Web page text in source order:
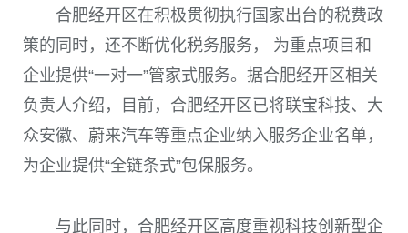
合肥经开区在积极贯彻执行国家出台的税费政
策的同时，还不断优化税务服务， 为重点项目和
企业提供“一对一”管家式服务。据合肥经开区相关
负责人介绍，目前，合肥经开区已将联宝科技、大
众安徽、蔚来汽车等重点企业纳入服务企业名单，
为企业提供“全链条式”包保服务。
与此同时，合肥经开区高度重视科技创新型企